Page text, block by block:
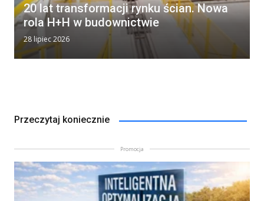
20 lat transformacji rynku ścian. Nowa
rola H+H w budownictwie
28 lipiec 2026
Przeczytaj koniecznie
Promocja